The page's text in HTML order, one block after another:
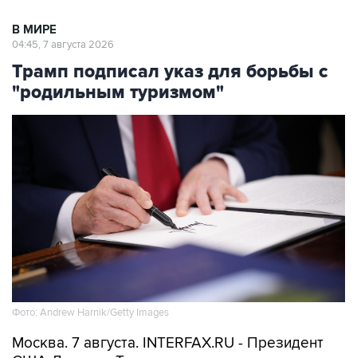
В МИРЕ
04:45, 7 августа 2026
Трамп подписал указ для борьбы с
"родильным туризмом"
Фото: Andrew Harnik/Getty Images
Москва. 7 августа. INTERFAX.RU - Президент